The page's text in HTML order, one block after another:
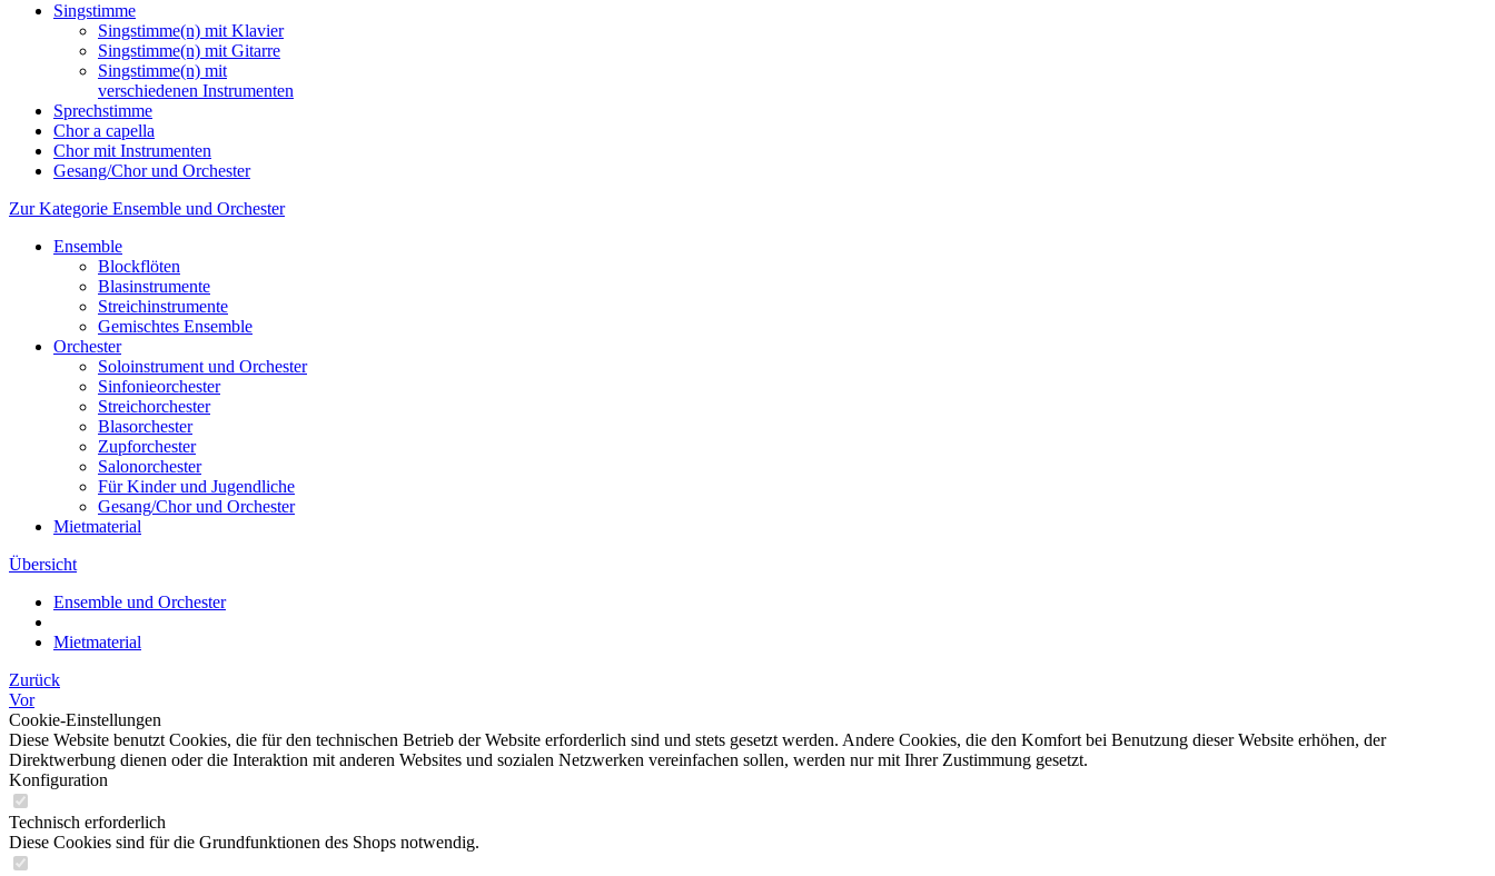
Singstimme
Singstimme(n) mit Klavier
Singstimme(n) mit Gitarre
Singstimme(n) mit
verschiedenen Instrumenten
Sprechstimme
Chor a capella
Chor mit Instrumenten
Gesang/Chor und Orchester
Zur Kategorie Ensemble und Orchester
Ensemble
Blockflöten
Blasinstrumente
Streichinstrumente
Gemischtes Ensemble
Orchester
Soloinstrument und Orchester
Sinfonieorchester
Streichorchester
Blasorchester
Zupforchester
Salonorchester
Für Kinder und Jugendliche
Gesang/Chor und Orchester
Mietmaterial
Übersicht
Ensemble und Orchester
Mietmaterial
Zurück
Vor
Cookie-Einstellungen
Diese Website benutzt Cookies, die für den technischen Betrieb der Website erforderlich sind und stets gesetzt werden. Andere Cookies, die den Komfort bei Benutzung dieser Website erhöhen, der
Direktwerbung dienen oder die Interaktion mit anderen Websites und sozialen Netzwerken vereinfachen sollen, werden nur mit Ihrer Zustimmung gesetzt.
Konfiguration
Technisch erforderlich
Diese Cookies sind für die Grundfunktionen des Shops notwendig.